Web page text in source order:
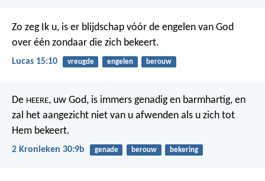
Zo zeg Ik u, is er blijdschap vóór de engelen van God
over één zondaar die zich bekeert.
Lucas 15:10 vreugde engelen berouw
De HEERE, uw God, is immers genadig en barmhartig, en
zal het aangezicht niet van u afwenden als u zich tot
Hem bekeert.
2 Kronieken 30:9b genade berouw bekering